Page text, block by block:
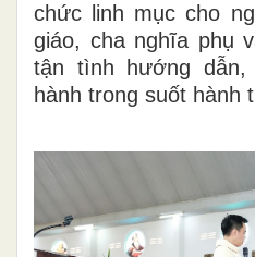
chức linh mục cho
giáo, cha nghĩa phụ
tận tình hướng dẫn,
hành trong suốt hành